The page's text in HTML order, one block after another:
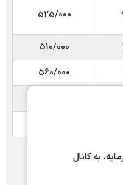
به کانال
525/000
510/000
560/000